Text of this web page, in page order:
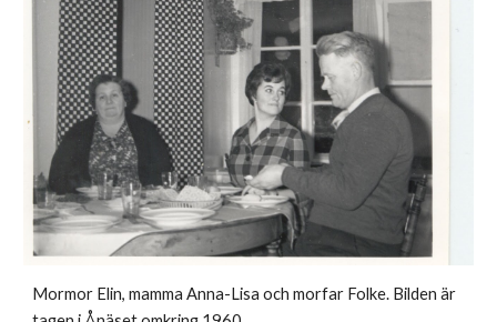
Mormor Elin, mamma Anna-Lisa och morfar Folke. Bilden är